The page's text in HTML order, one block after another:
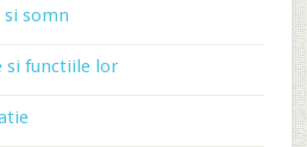
somn
si functiile lor